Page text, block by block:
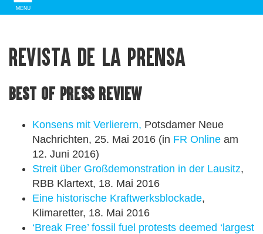
Show/
Hide
MENU
Revista de la prensa
Best of Press Review
Konsens mit Verlierern, Potsdamer Neue
Nachrichten, 25. Mai 2016 (in FR Online am
12. Juni 2016)
Streit über Großdemonstration in der Lausitz,
RBB Klartext, 18. Mai 2016
Eine historische Kraftwerksblockade,
Klimaretter, 18. Mai 2016
‘Break Free’ fossil fuel protests deemed ‘largest